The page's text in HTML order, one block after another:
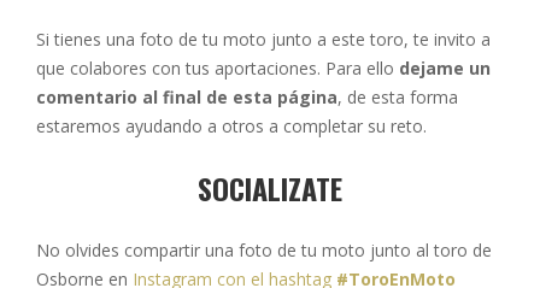
Si tienes una foto de tu moto junto a este toro, te invito a
que colabores con tus aportaciones. Para ello dejame un
comentario al final de esta página, de esta forma
estaremos ayudando a otros a completar su reto.
SOCIALIZATE
No olvides compartir una foto de tu moto junto al toro de
Osborne en Instagram con el hashtag #ToroEnMoto